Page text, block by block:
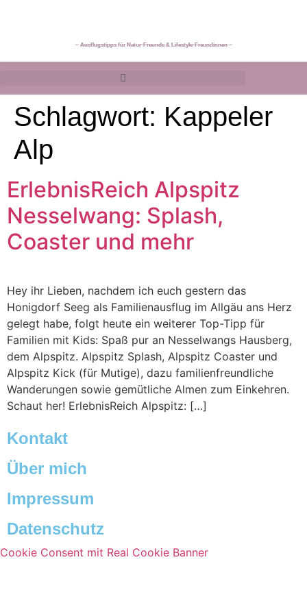
~ Ausflugstipps für Natur-Freunde & Lifestyle-Freundinnen ~
Schlagwort: Kappeler
Alp
ErlebnisReich Alpspitz
Nesselwang: Splash,
Coaster und mehr
Hey ihr Lieben, nachdem ich euch gestern das
Honigdorf Seeg als Familienausflug im Allgäu ans Herz
gelegt habe, folgt heute ein weiterer Top-Tipp für
Familien mit Kids: Spaß pur an Nesselwangs Hausberg,
dem Alpspitz. Alpspitz Splash, Alpspitz Coaster und
Alpspitz Kick (für Mutige), dazu familienfreundliche
Wanderungen sowie gemütliche Almen zum Einkehren.
Schaut her! ErlebnisReich Alpspitz: […]
Kontakt
Über mich
Impressum
Datenschutz
Cookie Consent mit Real Cookie Banner